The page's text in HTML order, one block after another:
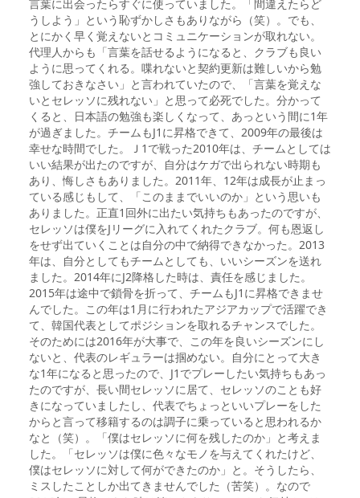
言葉に出会ったらすぐに使っていました。「間違えたらど
うしよう」という恥ずかしさもありながら（笑）。でも、
とにかく早く覚えないとコミュニケーションが取れない。
代理人からも「言葉を話せるようになると、クラブも良い
ように思ってくれる。喋れないと契約更新は難しいから勉
強しておきなさい」と言われていたので、「言葉を覚えな
いとセレッソに残れない」と思って必死でした。分かって
くると、日本語の勉強も楽しくなって、あっという間に1年
が過ぎました。チームもJ1に昇格できて、2009年の最後は
幸せな時間でした。Ｊ1で戦った2010年は、チームとしては
いい結果が出たのですが、自分はケガで出られない時期も
あり、悔しさもありました。2011年、12年は成長が止まっ
ている感じもして、「このままでいいのか」という思いも
ありました。正直1回外に出たい気持ちもあったのですが、
セレッソは僕をJリーグに入れてくれたクラブ。何も恩返し
をせず出ていくことは自分の中で納得できなかった。2013
年は、自分としてもチームとしても、いいシーズンを送れ
ました。2014年にJ2降格した時は、責任を感じました。
2015年は途中で鎖骨を折って、チームもJ1に昇格できませ
んでした。この年は1月に行われたアジアカップで活躍でき
て、韓国代表としてポジションを取れるチャンスでした。
そのためには2016年が大事で、この年を良いシーズンにし
ないと、代表のレギュラーは掴めない。自分にとって大き
な1年になると思ったので、J1でプレーしたい気持ちもあっ
たのですが、長い間セレッソに居て、セレッソのことも好
きになっていましたし、代表でちょっといいプレーをした
からと言って移籍するのは調子に乗っていると思われるか
なと（笑）。「僕はセレッソに何を残したのか」と考えま
した。「セレッソは僕に色々なモノを与えてくれたけど、
僕はセレッソに対して何ができたのか」と。そうしたら、
ミスしたことしか出てきませんでした（苦笑）。なので